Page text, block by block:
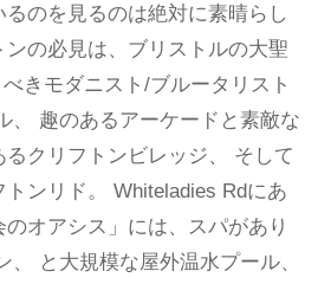
のを見るのは絶対に素晴らし
の必見は、ブリストルの大聖
きモダニスト/ブルータリスト
、 趣のあるアーケードと素敵な
クリフトンビレッジ、 そして
ンリド。 Whiteladies Rdにあ
オアシス」には、スパがあり
、 と大規模な屋外温水プール、